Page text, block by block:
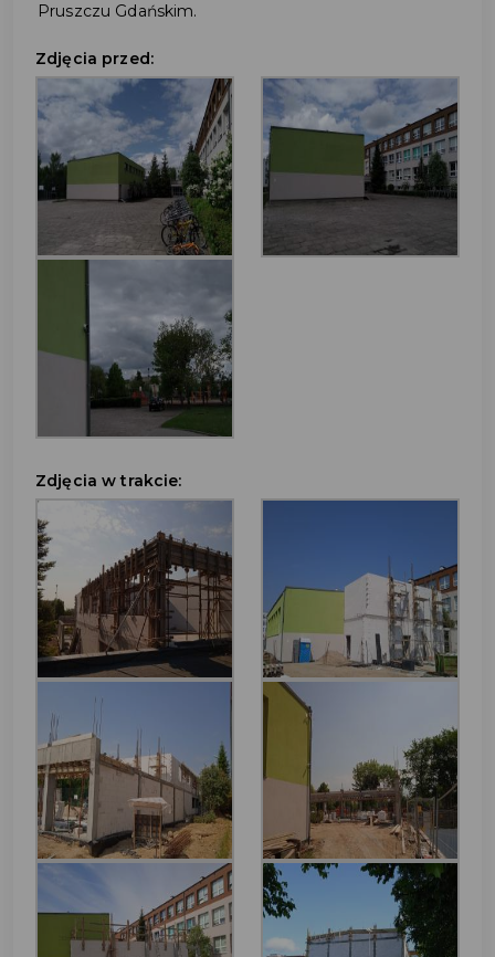
Pruszczu Gdańskim.
Zdjęcia przed:
Zdjęcia w trakcie: